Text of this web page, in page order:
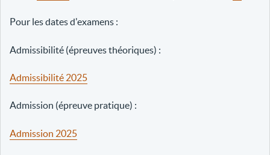
Pour les dates d'examens :
Admissibilité (épreuves théoriques) :
Admissibilité 2025
Admission (épreuve pratique) :
Admission 2025